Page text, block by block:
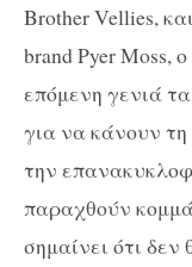
Brother Vellies,
brand Pyer Moss,
επόμενη γενιά
για να κάνουν
την
παραχθούν
σημαίνει ότι